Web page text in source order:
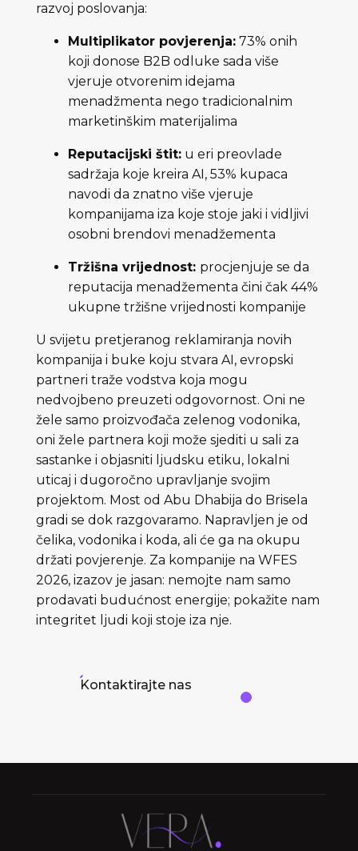
razvoj poslovanja:
Multiplikator povjerenja: 73% onih
koji donose B2B odluke sada više
vjeruje otvorenim idejama
menadžmenta nego tradicionalnim
marketinškim materijalima
Reputacijski štit: u eri preovlade
sadržaja koje kreira AI, 53% kupaca
navodi da znatno više vjeruje
kompanijama iza koje stoje jaki i vidljivi
osobni brendovi menadžementa
Tržišna vrijednost: procjenjuje se da
reputacija menadžementa čini čak 44%
ukupne tržišne vrijednosti kompanije
U svijetu pretjeranog reklamiranja novih
kompanija i buke koju stvara AI, evropski
partneri traže vodstva koja mogu
nedvojbeno preuzeti odgovornost. Oni ne
žele samo proizvođača zelenog vodonika,
oni žele partnera koji može sjediti u sali za
sastanke i objasniti ljudsku etiku, lokalni
uticaj i dugoročno upravljanje svojim
projektom. Most od Abu Dhabija do Brisela
gradi se dok razgovaramo. Napravljen je od
čelika, vodonika i koda, ali će ga na okupu
držati povjerenje. Za kompanije na WFES
2026, izazov je jasan: nemojte nam samo
prodavati budućnost energije; pokažite nam
integritet ljudi koji stoje iza nje.
Kontaktirajte nas